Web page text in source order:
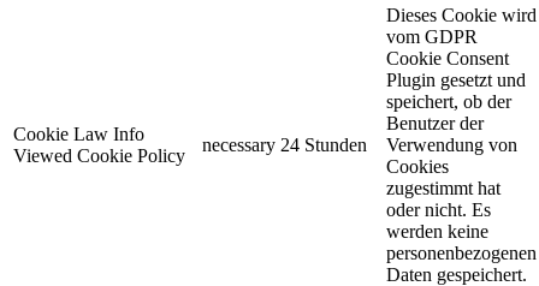
Cookie Law Info
Viewed Cookie Policy
necessary 24 Stunden
Dieses Cookie wird
vom GDPR
Cookie Consent
Plugin gesetzt und
speichert, ob der
Benutzer der
Verwendung von
Cookies
zugestimmt hat
oder nicht. Es
werden keine
personenbezogenen
Daten gespeichert.